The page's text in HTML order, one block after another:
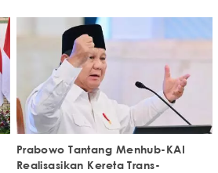
Prabowo Tantang Menhub-KAI
Realisasikan Kereta Trans-